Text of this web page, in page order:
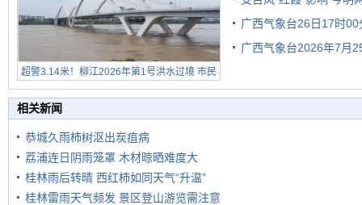
超警3.14米！柳江2026年第1号洪水过境 市民
在堤岸见证汛况
有较强降雨
广西气象台26日17时
广西气象台2026年7月
相关新闻
恭城久雨柿树沤出炭疽病
荔浦连日阴雨笼罩 木材晾晒难度大
桂林雨后转晴 西红柿如同天气“升温”
桂林雷雨天气频发 景区登山游览需注意